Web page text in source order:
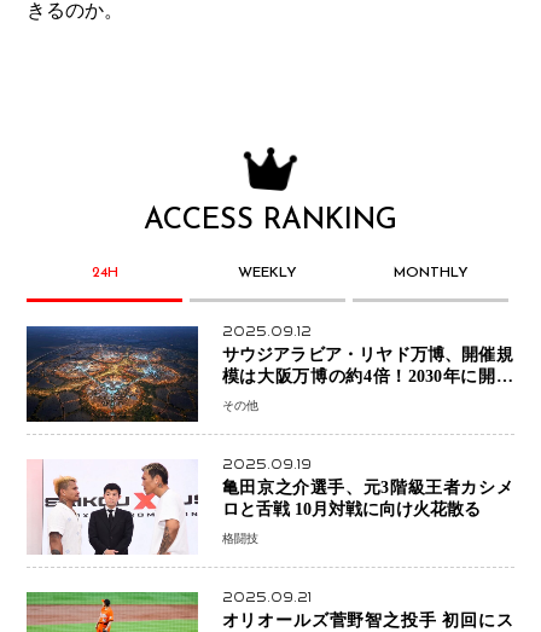
きるのか。
ACCESS RANKING
24H WEEKLY MONTHLY
2025.09.12
サウジアラビア・リヤド万博、開催規
模は大阪万博の約4倍！2030年に開幕
予定
その他
2025.09.19
亀田京之介選手、元3階級王者カシメ
格闘技
2025.09.21
オリオールズ菅野智之投手 初回にス